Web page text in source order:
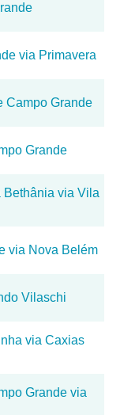
via Primavera
Campo Grande
Grande
Bethânia via Vila
via Nova Belém
Vilaschi
via Caxias
Grande via